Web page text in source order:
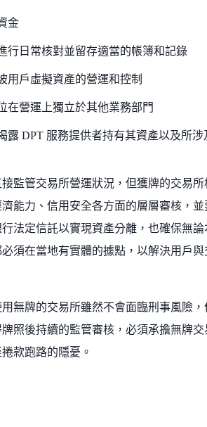
金
行日常核對並留存適當的帳簿和記錄
用戶虛擬資產的營運和控制
在營運上獨立於其他業務部門
露 DPT 服務提供者持有其資產以及所涉
監管交易所營運狀況，但獲牌的交易所
能力、信用安全各方面的層層審核，並
法定信託以實現資產分離，也確保無論
須在當地有實體的據點，以解決用戶與
無牌的交易所雖然不會面臨刑事風險，
照後持續的監管審核，必須承擔無牌交
款跑路的隱憂。